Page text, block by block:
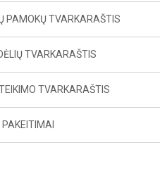
PAMOKŲ TVARKARAŠTIS
TVARKARAŠTIS
TVARKARAŠTIS